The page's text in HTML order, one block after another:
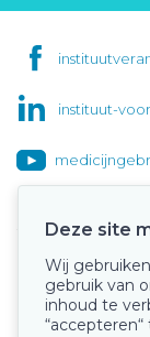
instituut-
Deze site
Wij
gebruik van
inhoud te